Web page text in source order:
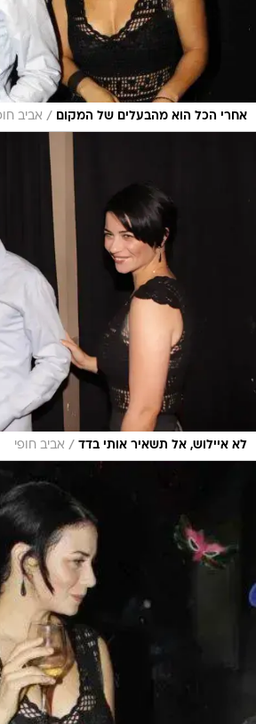
אחרי הכל הוא מהבעלים של המקום / אביב
לא איילוש, אל תשאיר אותי בדד / אביב חופי